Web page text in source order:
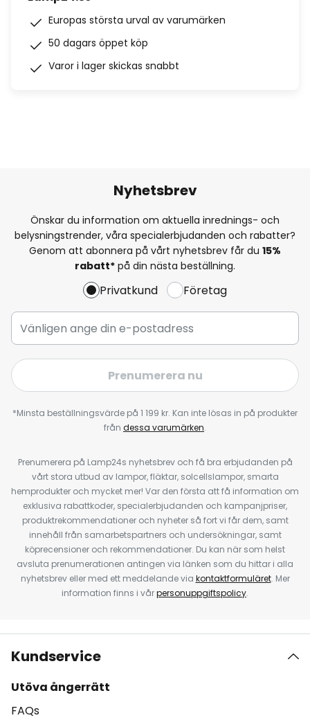
Europas största urval av varumärken
50 dagars öppet köp
Varor i lager skickas snabbt
Nyhetsbrev
Önskar du information om aktuella inrednings- och
belysningstrender, våra specialerbjudanden och rabatter?
Genom att abonnera på vårt nyhetsbrev får du 15%
rabatt* på din nästa beställning.
Privatkund Företag
Prenumerera nu
*Minsta beställningsvärde på 1 199 kr. Kan inte lösas in på produkter
från dessa varumärken.
Prenumerera på Lamp24s nyhetsbrev och få bra erbjudanden på
vårt stora utbud av lampor, fläktar, solcellslampor, smarta
hemprodukter och mycket mer! Var den första att få information om
exklusiva rabattkoder, specialerbjudanden och kampanjpriser,
produktrekommendationer och nyheter så fort vi får dem, samt
innehåll från samarbetspartners och undersökningar, samt
köprecensioner och rekommendationer. Du kan när som helst
avsluta prenumerationen antingen via länken som du hittar i alla
nyhetsbrev eller med ett meddelande via kontaktformuläret. Mer
information finns i vårpersonuppgiftspolicy.
Kundservice
Utöva ångerrätt
FAQs